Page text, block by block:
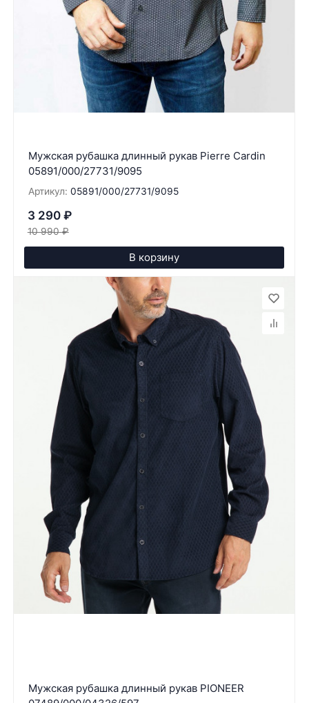
Мужская рубашка длинный рукав Pierre Cardin
05891/000/27731/9095
Артикул: 05891/000/27731/9095
3 290 ₽
10 990 ₽
В корзину
Мужская рубашка длинный рукав PIONEER